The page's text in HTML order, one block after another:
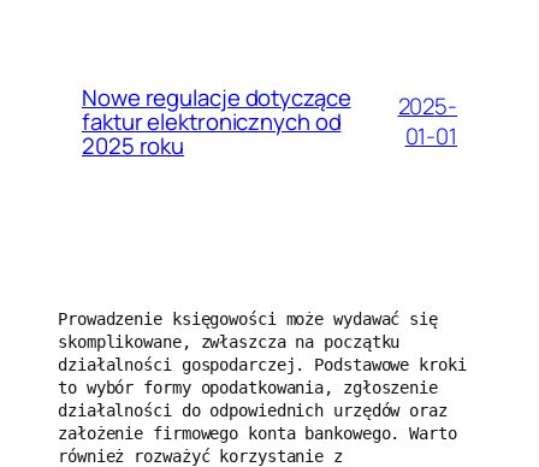
Nowe regulacje dotyczące
faktur elektronicznych od
2025 roku
2025-
01-01
Prowadzenie księgowości może wydawać się
skomplikowane, zwłaszcza na początku
działalności gospodarczej. Podstawowe kroki
to wybór formy opodatkowania, zgłoszenie
działalności do odpowiednich urzędów oraz
założenie firmowego konta bankowego. Warto
również rozważyć korzystanie z